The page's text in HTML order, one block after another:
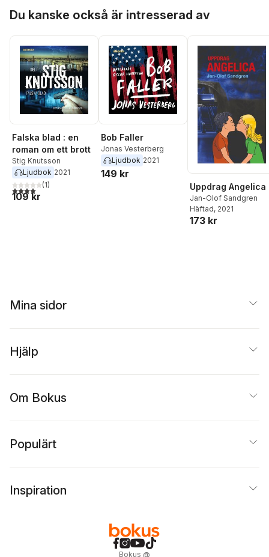
Du kanske också är intresserad av
Falska blad : en
roman om ett brott
Stig Knutsson
Ljudbok 2021
4,0utav 5 stjärnor. Totalt antal röster:
(1)
109 kr
Bob Faller
Jonas Vesterberg
Ljudbok 2021
149 kr
Uppdrag Angelica
Jan-Olof Sandgren
Häftad, 2021
173 kr
Mina sidor
Hjälp
Om Bokus
Populärt
Inspiration
Bokus @